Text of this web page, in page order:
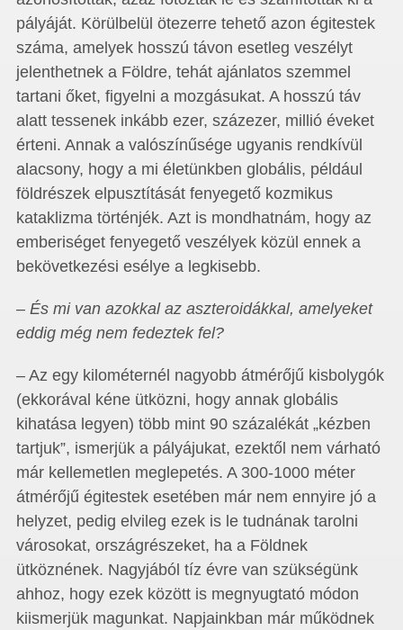
pályáját. Körülbelül ötezerre tehető azon égitestek
száma, amelyek hosszú távon esetleg veszélyt
jelenthetnek a Földre, tehát ajánlatos szemmel
tartani őket, figyelni a mozgásukat. A hosszú táv
alatt tessenek inkább ezer, százezer, millió éveket
érteni. Annak a valószínűsége ugyanis rendkívül
alacsony, hogy a mi életünkben globális, például
földrészek elpusztítását fenyegető kozmikus
kataklizma történjék. Azt is mondhatnám, hogy az
emberiséget fenyegető veszélyek közül ennek a
bekövetkezési esélye a legkisebb.
– És mi van azokkal az aszteroidákkal, amelyeket
eddig még nem fedeztek fel?
– Az egy kilométernél nagyobb átmérőjű kisbolygók
(ekkorával kéne ütközni, hogy annak globális
kihatása legyen) több mint 90 százalékát „kézben
tartjuk”, ismerjük a pályájukat, ezektől nem várható
már kellemetlen meglepetés. A 300-1000 méter
átmérőjű égitestek esetében már nem ennyire jó a
helyzet, pedig elvileg ezek is le tudnának tarolni
városokat, országrészeket, ha a Földnek
ütköznének. Nagyjából tíz évre van szükségünk
ahhoz, hogy ezek között is megnyugtató módon
kiismerjük magunkat. Napjainkban már működnek